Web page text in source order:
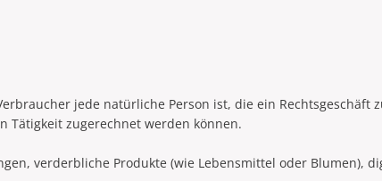
jede natürliche Person ist, die ein Rechtsgeschäft
zugerechnet werden können.
verderbliche Produkte (wie Lebensmittel oder Blumen),